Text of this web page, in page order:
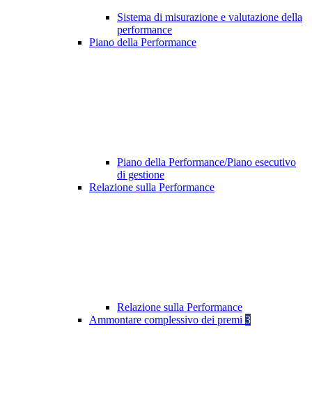
Sistema di misurazione e valutazione della
performance
Piano della Performance
Piano della Performance/Piano esecutivo
di gestione
Relazione sulla Performance
Relazione sulla Performance
Ammontare complessivo dei premi 3